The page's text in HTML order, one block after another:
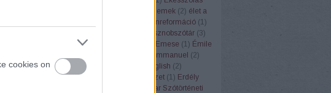
cookies on
elemek (2) élet a
ellenreformáció (1 )
Első magyar sznobszótár (3)
elválasztás Emese (1 ) Émile
Emmanuel (2)
enantioszémia
3) english (2)
entozoológia (1) építészet (1 ) Erdély
Erdélyi Magyar Szótörténeti